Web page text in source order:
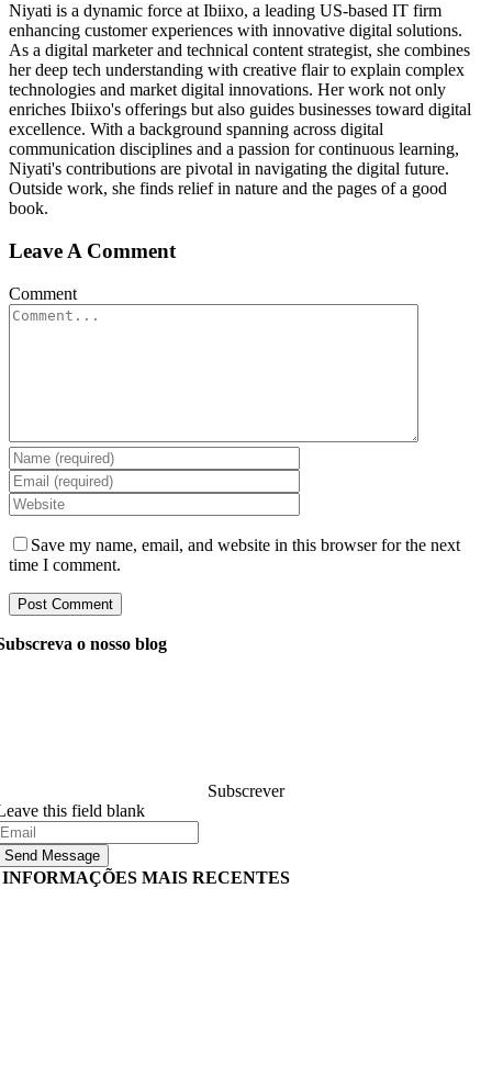
Niyati is a dynamic force at Ibiixo, a leading US-based IT firm
enhancing customer experiences with innovative digital solutions.
As a digital marketer and technical content strategist, she combines
her deep tech understanding with creative flair to explain complex
technologies and market digital innovations. Her work not only
enriches Ibiixo's offerings but also guides businesses toward digital
excellence. With a background spanning across digital
communication disciplines and a passion for continuous learning,
Niyati's contributions are pivotal in navigating the digital future.
Outside work, she finds relief in nature and the pages of a good
book.
Leave A Comment
Comment
Save my name, email, and website in this browser for the next
time I comment.
o nosso blog
Subscrever
this field blank
Send Message
INFORMAÇÕES MAIS RECENTES